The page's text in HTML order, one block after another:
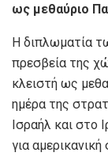
ως μεθαύριο
Η διπλωματία
πρεσβεία της
κλειστή ως
ημέρα της
Ισραήλ και στο
για